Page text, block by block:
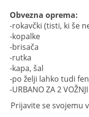
Obvezna oprema:
-rokavčki (tisti, ki še
-kopalke
-brisača
-rutka
-kapa, šal
-po želji lahko tudi fen
-URBANO ZA 2 VOŽNJI
Prijavite se svojemu